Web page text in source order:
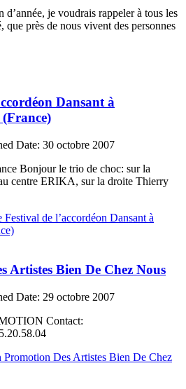
d’année, je voudrais rappeler à tous les
que près de nous vivent des personnes
Dansant à
Date: 30 octobre 2007
Bonjour le trio de choc: sur la
centre ERIKA, sur la droite Thierry
Festival de l’accordéon Dansant à
Artistes Bien De Chez Nous
Date: 29 octobre 2007
Contact:
Promotion Des Artistes Bien De Chez